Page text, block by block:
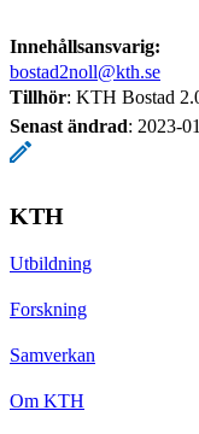
Innehållsansvarig:
bostad2noll@kth.se
Tillhör: KTH Bostad
Senast ändrad: 2023-
KTH
Utbildning
Forskning
Samverkan
Om KTH